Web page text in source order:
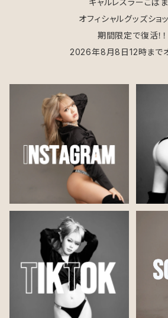
ギャルレスラーこば
オフィシャルグッズショ
期間限定で復活！！
2026年8月8日12時まで